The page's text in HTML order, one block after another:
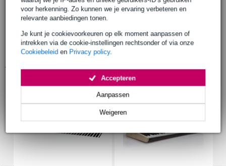
voor herkenning. Zo kunnen we je ervaring verbeteren en
relevante aanbiedingen tonen.
Je kunt je cookievoorkeuren op elk moment aanpassen of
intrekken via de cookie-instellingen rechtsonder of via onze
Cookiebeleid en Privacy policy.
Weigeren
Aanpassen
Accepteren